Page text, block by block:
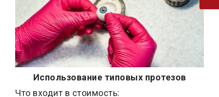
Использование типовых протезов
Что входит в стоимость: